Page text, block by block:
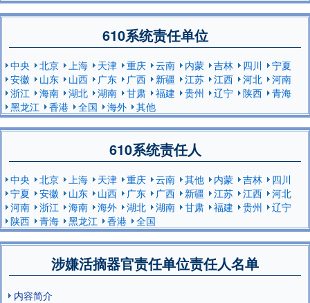
610系统责任单位
中央 北京 上海 天津 重庆 云南 内蒙 吉林 四川
宁夏
安徽
山东 山西 广东 广西 新疆 江苏 江西 河北
河南
浙江
海南 湖北 湖南 甘肃 福建 贵州 辽宁 陕西
青海
黑龙江
香港 全国 海外 其他
610系统责任人
中央 北京 上海 天津 重庆 云南 其他 内蒙 吉林
四川
宁夏
安徽 山东 山西 广东 广西 新疆 江苏 江西
河北
河南
浙江 海南 海外 湖北 湖南 甘肃 福建 贵州
辽宁
陕西
青海 黑龙江 香港 全国
涉嫌活摘器官责任单位责任人名单
内容简介